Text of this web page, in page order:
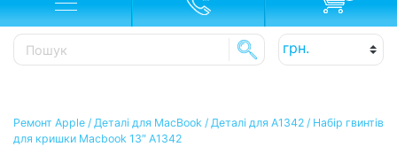
Ремонт Apple / Деталі для MacBook / Деталі для A1342 / Набір гвинтів
для кришки Macbook 13″ A1342